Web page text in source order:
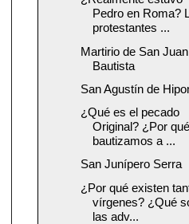
Pedro en Roma?
protestantes ...
Martirio de San Juan
Bautista
San Agustín de
¿Qué es el pecado
Original? ¿Por qué
bautizamos a ...
San Junípero Serra
¿Por qué existen
vírgenes? ¿Qué
las adv...